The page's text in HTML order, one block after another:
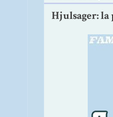
Hjulsager: